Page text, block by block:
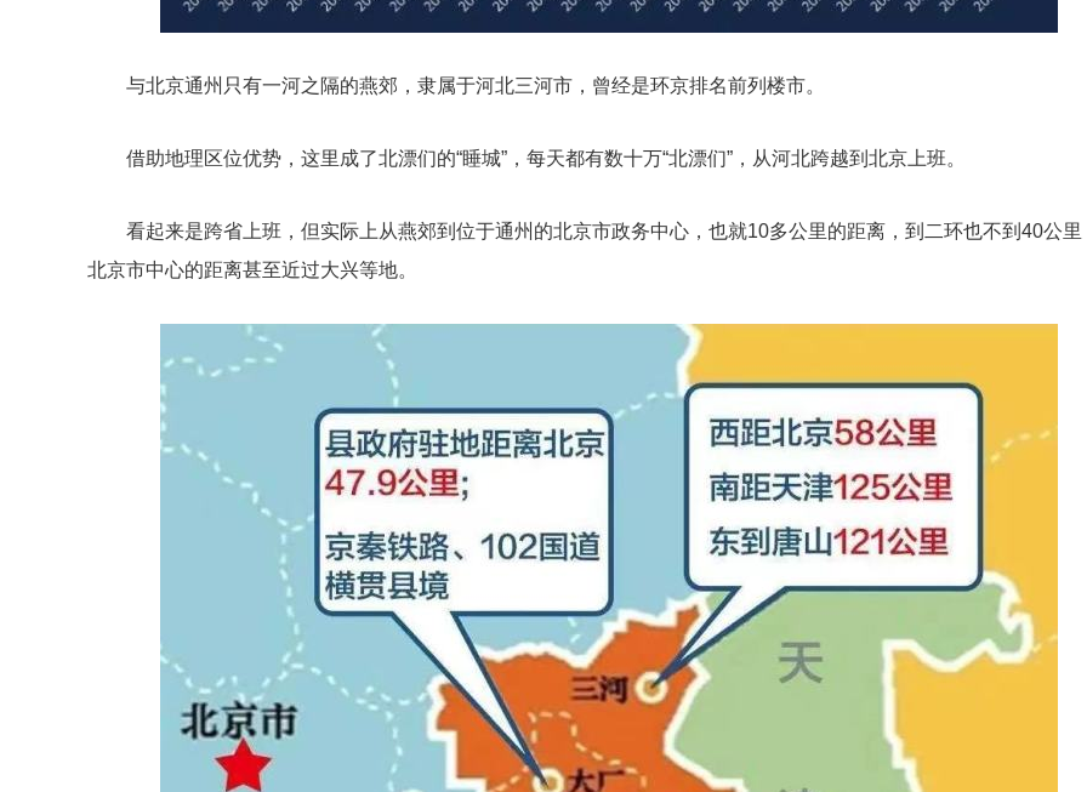
与北京通州只有一河之隔的燕郊，隶属于河北三河市，曾经是环京排名前列楼市。
借助地理区位优势，这里成了北漂们的“睡城”，每天都有数十万“北漂们”，从河北跨越到北京上班。
看起来是跨省上班，但实际上从燕郊到位于通州的北京市政务中心，也就10多公里的距离，到二环也不到40公里
北京市中心的距离甚至近过大兴等地。